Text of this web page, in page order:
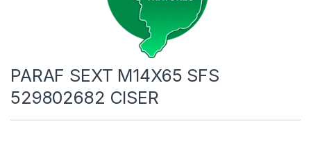
PARAF SEXT M14X65 SFS
529802682 CISER